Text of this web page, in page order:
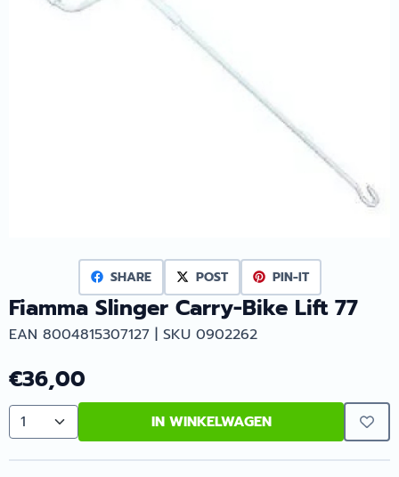
SHARE POST PIN-IT
Fiamma Slinger Carry-Bike Lift 77
EAN 8004815307127 | SKU 0902262
€36,00
Aantal IN WINKELWAGEN